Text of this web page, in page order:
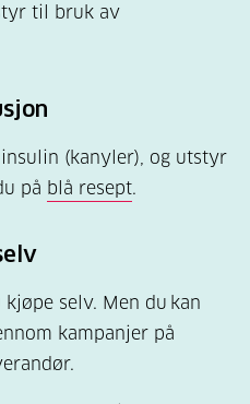
til bruk av
(kanyler), og utstyr
på blå resept.
selv. Men du kan
kampanjer på